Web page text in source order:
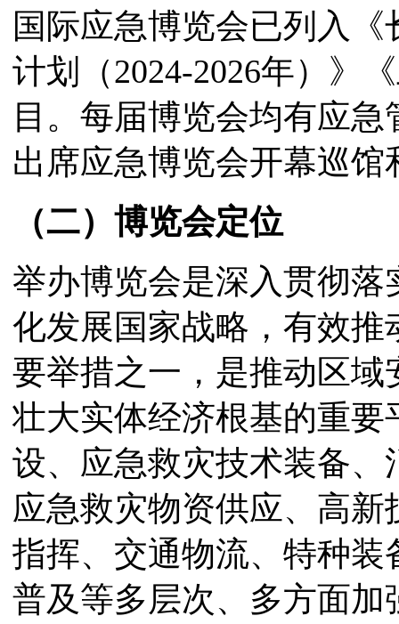
国际应急博览会已列入
计划（2024-2026年）》
目。每届博览会均有应
出席应急博览会开幕巡馆
（二）博览会定位
举办博览会是深入贯彻
化发展国家战略，有效
要举措之一，是推动区
壮大实体经济根基的重
设、应急救灾技术装备
应急救灾物资供应、高
指挥、交通物流、特种
普及等多层次、多方面